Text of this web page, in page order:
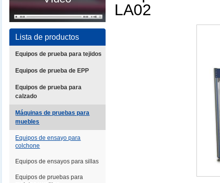
Lista de productos
Equipos de prueba para tejidos
Equipos de prueba de EPP
Equipos de prueba para
calzado
Máquinas de pruebas para
muebles
Equipos de ensayo para
colchone
Equipos de ensayos para sillas
Equipos de pruebas para
LA02